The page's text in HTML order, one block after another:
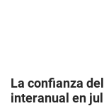
La confianza
interanual en